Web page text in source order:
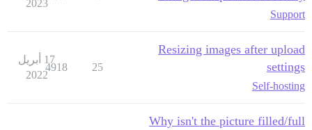
Support
2023
Resizing images after upload
settings
Self-hosting
25
4918
17 أبريل
2022
Why isn't the picture filled/full